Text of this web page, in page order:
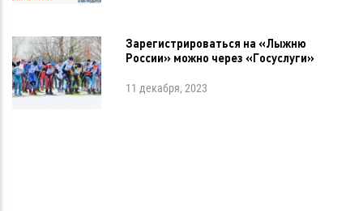
Зарегистрироваться на «Лыжню
России» можно через «Госуслуги»
11 декабря, 2023